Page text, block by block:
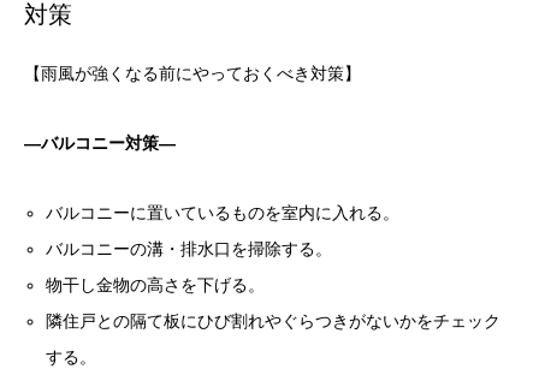
対策
【雨風が強くなる前にやっておくべき対策】
―バルコニー対策―
バルコニーに置いているものを室内に入れる。
バルコニーの溝・排水口を掃除する。
物干し金物の高さを下げる。
隣住戸との隔て板にひび割れやぐらつきがないかをチェック
する。